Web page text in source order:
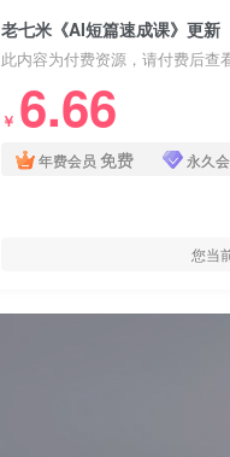
老七米《AI短篇速成课》更新
此内容为付费资源，请付费后查
￥ 6.66
年费会员 免费 永久
您当